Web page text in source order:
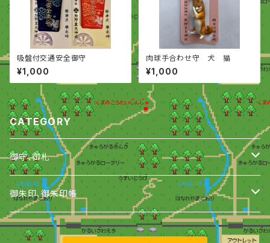
吸盤付交通安全御守
¥1,000
肉球手合わせ守 犬 猫
¥1,000
CATEGORY
御守、御札
御守
御札
御朱印、御朱印帳
御朱印